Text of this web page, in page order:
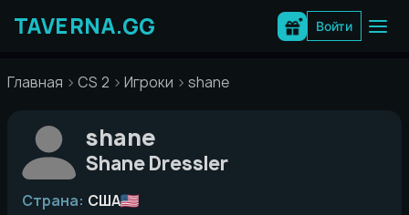
содержимому
Войти
Главная CS 2 Игроки shane
shane
Shane Dressler
Страна: США